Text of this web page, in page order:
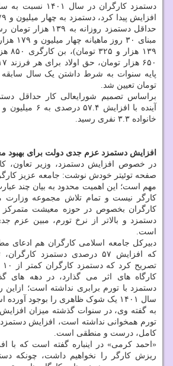
حداقل دستمزد روزانه
۱۳۹
تومان تعیین شد.
براساس تصمیم شورایعالی کار حداقل
خانواده ۳.۳ نفری رسید.
افزایش دستمزد عزم جدی دولت برای بهبود
در خصوص افزایش دستمزد، وزیر تعاون،
صفحه توئیتر خودش نوشت: جامعه عزیز
مهم است؛ این اهمیت محدود به بیان چند
کارگر نیست و تمام تلاش مجموعه وزارت
کارگران بخصوص در حوزه معیشت متمرکز
دستمزد و بالاتر از نرخ تورم، مبین عزم
است.
دبیرکل جامعه اسلامی کارگران هم ادعای
که افزایش ۵۷ درصدی دستمزد
کارگاه های اثر می گذارد، در دهه های
دستمزد با تورم برابری نداشته است؛ ازاین
سال ۱۴۰۱ یک شوک ظاهری را بوجود آورده است.
به گفته وی، در سنوات گذشته میزان
کامل، درست و منطقی است.
«احمد کرمی» در اینباره گفته است که با